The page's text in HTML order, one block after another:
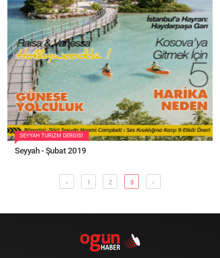
SEYYAH TURIZM DERGISI
Seyyah - Şubat 2019
‹ 1 2 3 ›